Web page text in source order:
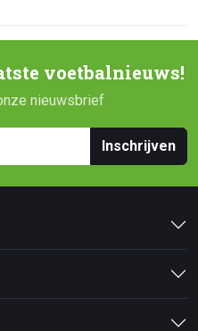
voetbalnieuws!
nieuwsbrief
Inschrijven